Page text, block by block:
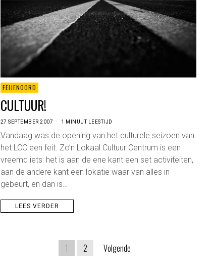
FEIJENOORD
CULTUUR!
27 SEPTEMBER 2007 1 MINUUT LEESTIJD
Vandaag was de opening van het culturele seizoen van
het LCC een feit. Zo’n Lokaal Cultuur Centrum is een
vreemd iets: het is aan de ene kant een set activiteiten,
aan de andere kant een lokatie waar van alles in
gebeurt, en dan is…
LEES VERDER
1 2 Volgende